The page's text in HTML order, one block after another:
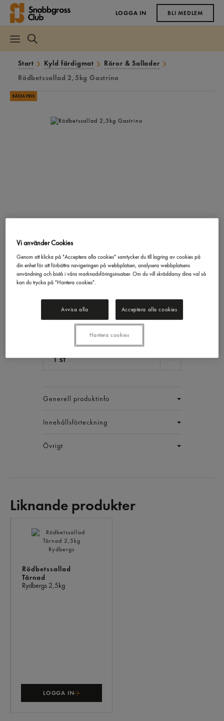
LOGGA IN BLI MEDLEM
Start Kyld färdigmat
Röror & Sallader
Rödbetssallad 2,5kg Gastrino
Rödbetssallad
Gastrino2,5kg
84,69 kr/st
Inkl. moms
Jmf.pris : 33,88 kr /
1 ST
Generell produktinfo
Innehållsförteckning
Övrigt
Liknande produkter
Rödbetssallad
Tärnad
Rydbergs 2,5kg
LOGGA IN
Vi använder Cookies
Genom att klicka på "Acceptera alla cookies" samtycker du till lagring av cookies på
din enhet för att förbättra navigeringen på webbplatsen, analysera webbplatsens
användning och bistå i våra marknadsföringsinsatser. Om du vill skräddarsy dina val så
kan du trycka på "Hantera cookies".
Avvisa alla Acceptera alla cookies
Hantera cookies